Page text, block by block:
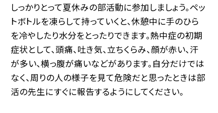
しっかりとって夏休みの部活動に参加しましょう。ペッ
トボトルを凍らして持っていくと、休憩中に手のひら
を冷やしたり水分をとったりできます。熱中症の初期
症状として、頭痛、吐き気、立ちくらみ、顔が赤い、汗
が多い、横っ腹が痛いなどがあります。自分だけでは
なく、周りの人の様子を見て危険だと思ったときは部
活の先生にすぐに報告するようにしてください。